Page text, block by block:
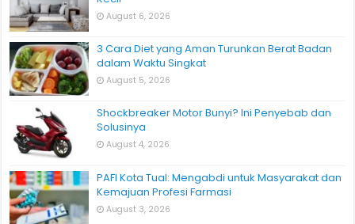
August 6, 2026
3 Cara Diet yang Aman Turunkan Berat Badan
dalam Waktu Singkat
August 5, 2026
Shockbreaker Motor Bunyi? Ini Penyebab dan
Solusinya
August 4, 2026
PAFI Kota Tual: Mengabdi untuk Masyarakat dan
Kemajuan Profesi Farmasi
August 3, 2026